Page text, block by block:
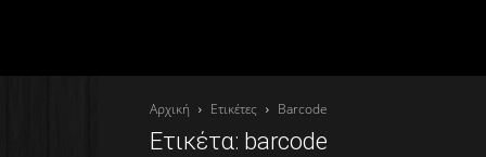
Αρχική Ετικέτες Barcode
Ετικέτα: barcode